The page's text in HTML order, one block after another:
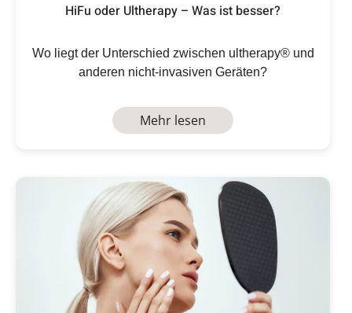
HiFu oder Ultherapy – Was ist besser?
Wo liegt der Unterschied zwischen ultherapy® und
anderen nicht-invasiven Geräten?
Mehr lesen